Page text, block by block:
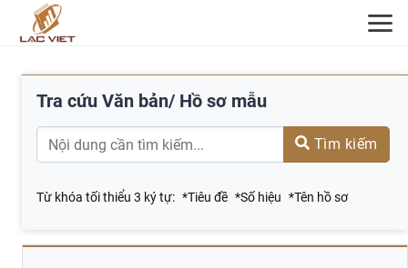
Tra cứu Văn bản/ Hồ sơ mẫu
Tìm kiếm
Từ khóa tối thiểu 3 ký tự: *Tiêu đề *Số hiệu *Tên hồ sơ